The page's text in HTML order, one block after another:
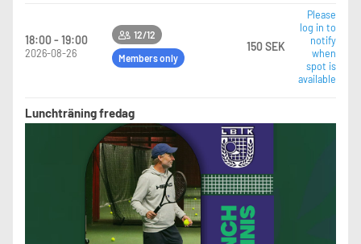
18:00 - 19:00
2026-08-26
12/12
Members only
150 SEK
Please
log in to
notify
when
spot is
available
Lunchträning fredag